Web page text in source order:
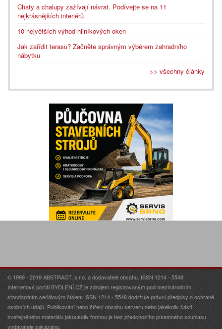
Chaty a chalupy zažívají návrat. Podívejte se na 11
nejkrásnějších interiérů
10 největších výhod hliníkových oken
Jak zařídit terasu? Začněte správným výběrem zahradního
nábytku
>> všechny články
© 1999 - 2019 ABSTRACT, s.r.o. a dodavatelé obsahu. ISSN 1214 - 5548
Internetový portál BYDLENÍ.CZ je zdrojem registrovaným pod mezinárodním
standardním seriálovým číslem ISSN 1214 - 5548 dodržuje právní předpisy o ochraně
osobních údajů. Publikování nebo šíření obsahu serveru nebo jakékoliv části
zveřejněného materiálu jakoukoliv formou je bez předchozího písemného souhlasu
vydavatele zakázáno.